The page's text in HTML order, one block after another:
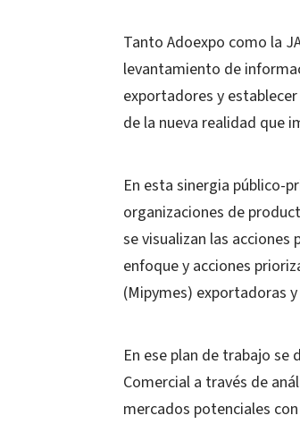
Tanto Adoexpo como la
levantamiento de
exportadores y
de la nueva realidad que
En esta sinergia público-
organizaciones de
se visualizan las
enfoque y acciones
(Mipymes) exportadoras
En ese plan de trabajo
Comercial a través de
mercados potenciales